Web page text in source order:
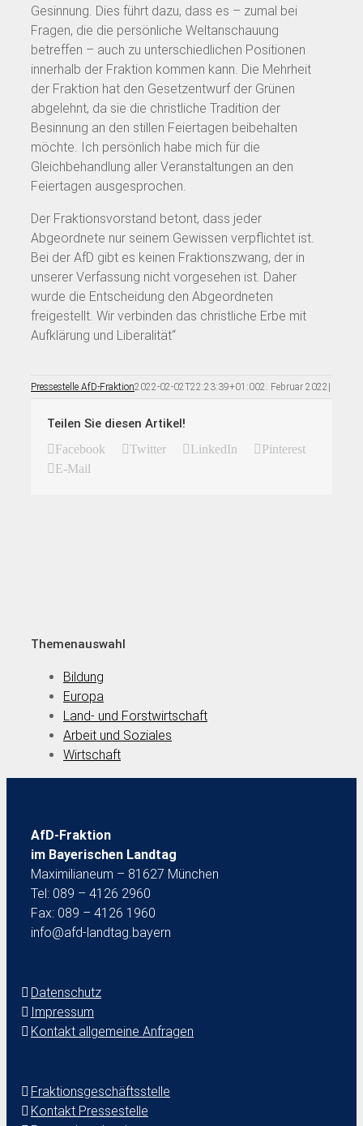
Gesinnung. Dies führt dazu, dass es – zumal bei
Fragen, die die persönliche Weltanschauung
betreffen – auch zu unterschiedlichen Positionen
innerhalb der Fraktion kommen kann. Die Mehrheit
der Fraktion hat den Gesetzentwurf der Grünen
abgelehnt, da sie die christliche Tradition der
Besinnung an den stillen Feiertagen beibehalten
möchte. Ich persönlich habe mich für die
Gleichbehandlung aller Veranstaltungen an den
Feiertagen ausgesprochen.
Der Fraktionsvorstand betont, dass jeder
Abgeordnete nur seinem Gewissen verpflichtet ist.
Bei der AfD gibt es keinen Fraktionszwang, der in
unserer Verfassung nicht vorgesehen ist. Daher
wurde die Entscheidung den Abgeordneten
freigestellt. Wir verbinden das christliche Erbe mit
Aufklärung und Liberalität“
Pressestelle AfD-Fraktion2022-02-02T22:23:39+01:002. Februar 2022 |
Teilen Sie diesen Artikel!
Facebook Twitter LinkedIn
Pinterest
E-Mail
Themenauswahl
Bildung
Europa
Land- und Forstwirtschaft
Arbeit und Soziales
Wirtschaft
AfD-Fraktion
im Bayerischen Landtag
Maximilianeum – 81627 München
Tel: 089 – 4126 2960
Fax: 089 – 4126 1960
info@afd-landtag.bayern
Datenschutz
Impressum
Kontakt allgemeine Anfragen
Fraktionsgeschäftsstelle
Kontakt Pressestelle